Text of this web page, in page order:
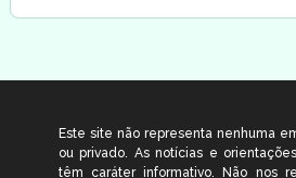
Este site não representa nenhuma
ou privado. As notícias e
têm caráter informativo. Não nos